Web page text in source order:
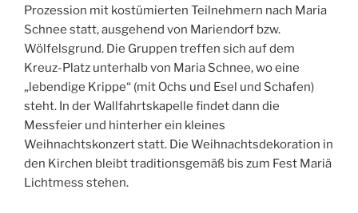
Prozession mit kostümierten Teilnehmern nach Maria
Schnee statt, ausgehend von Mariendorf bzw.
Wölfelsgrund. Die Gruppen treffen sich auf dem
Kreuz-Platz unterhalb von Maria Schnee, wo eine
„lebendige Krippe“ (mit Ochs und Esel und Schafen)
steht. In der Wallfahrtskapelle findet dann die
Messfeier und hinterher ein kleines
Weihnachtskonzert statt. Die Weihnachtsdekoration in
den Kirchen bleibt traditionsgemäß bis zum Fest Mariä
Lichtmess stehen.